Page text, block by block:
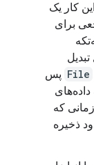
کار یک
برای
File پس
که
ذخیره